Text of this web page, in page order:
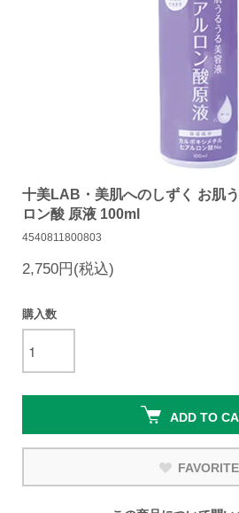
十美LAB・美肌へのしずく お肌
ロン酸 原液 100ml
4540811800803
2,750円(税込)
購入数
ADD TO
FAVORITE